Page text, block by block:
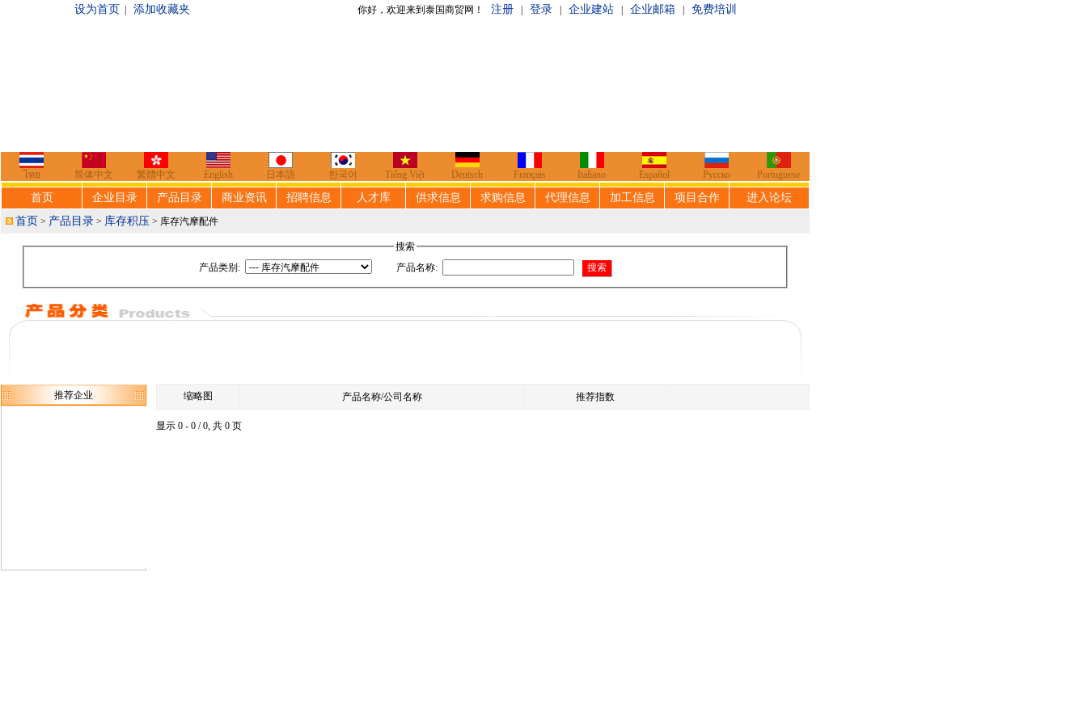
设为首页 添加收藏夹 你好，欢迎来到泰国商贸网！ 注册| 登录| 企业建站| 企业邮箱 免费培训
ไทย 简体中文 繁體中文 English 日本語 한국어 Tiếng Việt Deutsch Français Italiano Español Русско Portuguese
首页 企业目录 产品目录 商业资讯 招聘信息 人才库 供求信息 求购信息 代理信息 加工信息 项目合作
进入论坛
首页 > 产品目录 > 库存积压 > 库存汽摩配件
搜索
产品类别:
产品名称:
推荐企业 缩略图 产品名称/公司名称 推荐指数
显示 0 - 0 / 0, 共 0 页